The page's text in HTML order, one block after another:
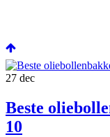
27 dec
Beste
10